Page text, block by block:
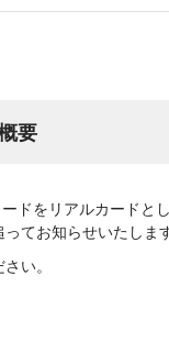
要
ドをリアルカードと
てお知らせいたします
い。